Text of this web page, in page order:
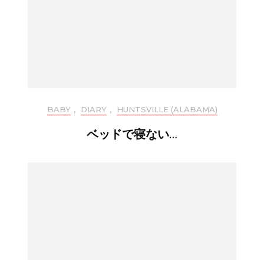
BABY , DIARY , HUNTSVILLE (ALABAMA)
ベッドで寝ない…